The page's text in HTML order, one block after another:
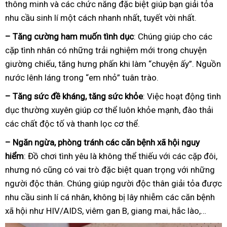
thông minh và các chức năng đặc biệt giúp bạn giải tỏa
nhu cầu sinh lí một cách nhanh nhất, tuyết vời nhất.
– Tăng cường ham muốn tình dục: Chúng giúp cho các
cặp tình nhân có những trải nghiệm mới trong chuyện
giường chiếu, tăng hưng phấn khi làm “chuyện ấy”. Nguồn
nước lênh láng trong “em nhỏ” tuân trào.
– Tăng sức đề kháng, tăng sức khỏe: Việc hoạt động tình
dục thường xuyên giúp cơ thể luôn khỏe mạnh, đào thải
các chất độc tố và thanh lọc cơ thể.
– Ngăn ngừa, phòng tránh các căn bệnh xã hội nguy
hiểm: Đồ chơi tình yêu là không thể thiếu với các cặp đôi,
nhưng nó cũng có vai trò đặc biệt quan trọng với những
người độc thân. Chúng giúp người độc thân giải tỏa được
nhu cầu sinh lí cá nhân, không bị lây nhiễm các căn bệnh
xã hội như HIV/AIDS, viêm gan B, giang mai, hắc lào,…